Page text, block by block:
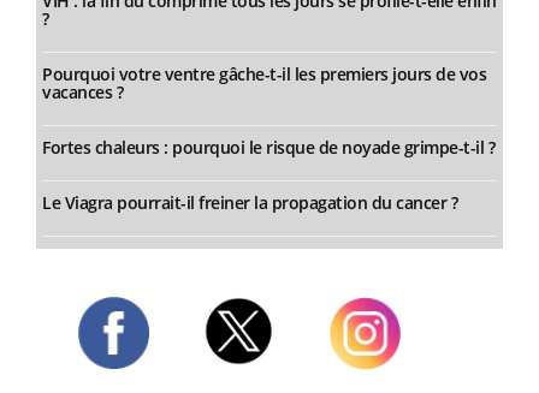
?
Pourquoi votre ventre gâche-t-il les premiers jours de vos
vacances ?
Fortes chaleurs : pourquoi le risque de noyade grimpe-t-il ?
Le Viagra pourrait-il freiner la propagation du cancer ?